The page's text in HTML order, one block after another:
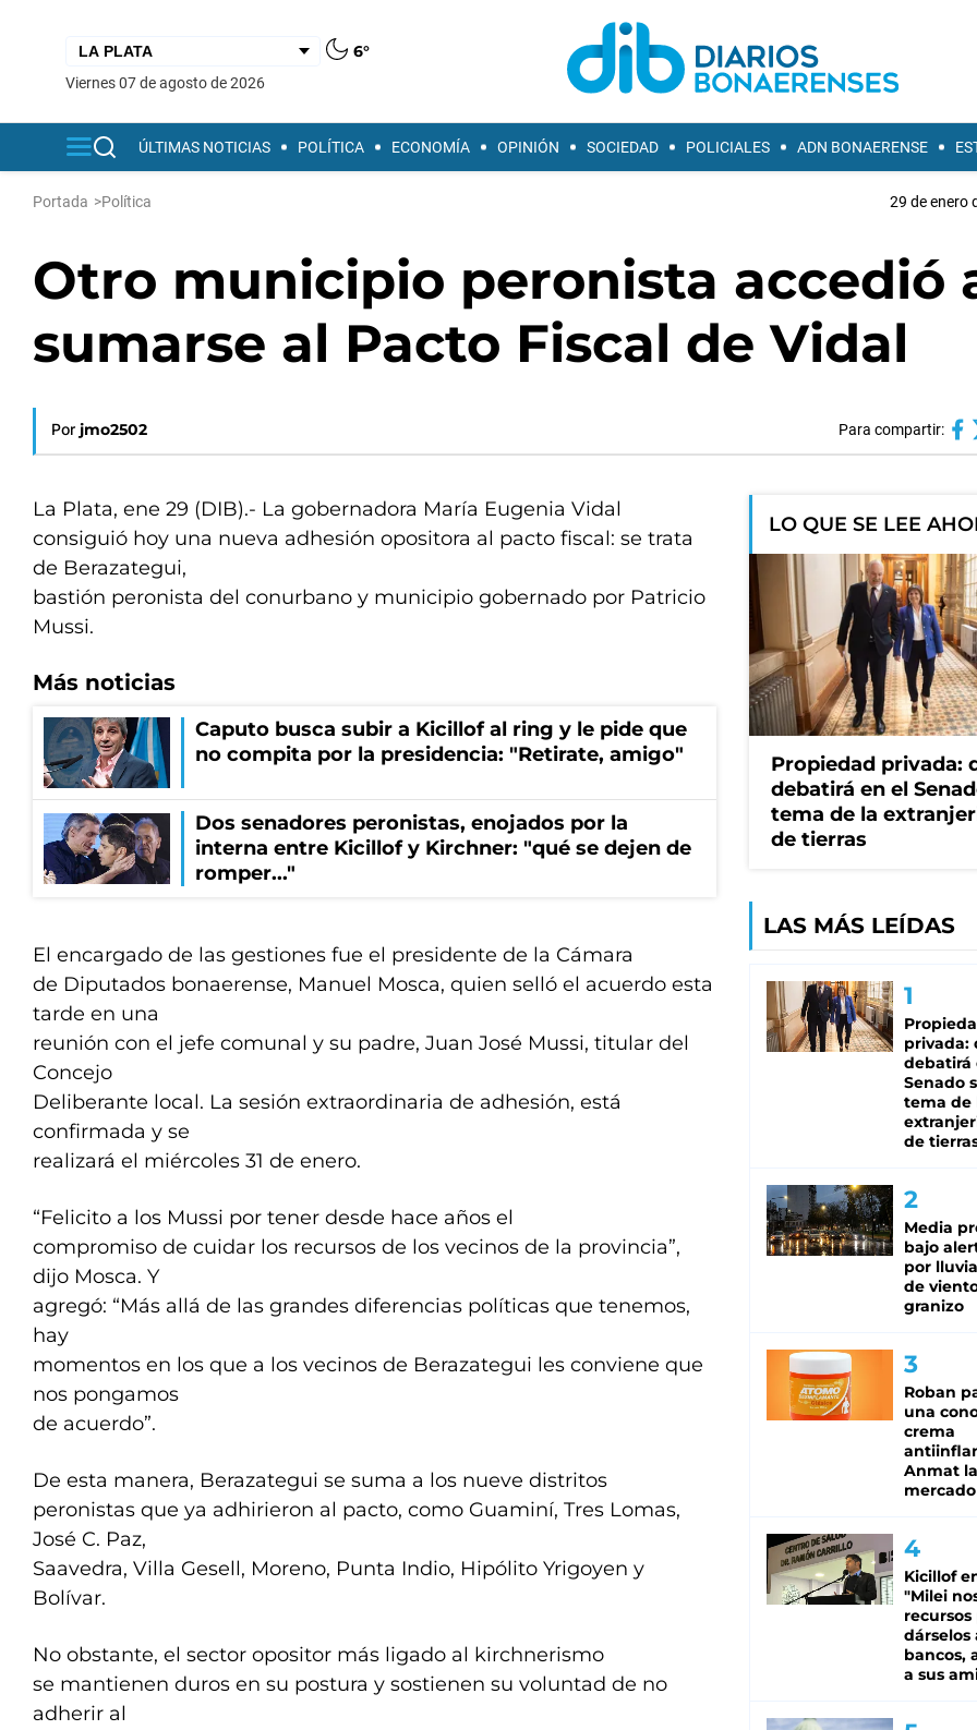
6°
viernes 07 de agosto de 2026
ÚLTIMAS NOTICIAS POLÍTICA ECONOMÍA OPINIÓN SOCIEDAD POLICIALES ADN BONAERENSE
Portada >Política 29 de enero
Otro municipio peronista accedió
sumarse al Pacto Fiscal de Vidal
Por jmo2502 Para compartir:
La Plata, ene 29 (DIB).- La gobernadora María Eugenia Vidal
consiguió hoy una nueva adhesión opositora al pacto fiscal: se trata
de Berazategui,
bastión peronista del conurbano y municipio gobernado por Patricio
Mussi.
Más noticias
Caputo busca subir a Kicillof al ring y le pide que
no compita por la presidencia: "Retirate, amigo"
Dos senadores peronistas, enojados por la
interna entre Kicillof y Kirchner: "qué se dejen de
romper..."
El encargado de las gestiones fue el presidente de la Cámara
de Diputados bonaerense, Manuel Mosca, quien selló el acuerdo esta
tarde en una
reunión con el jefe comunal y su padre, Juan José Mussi, titular del
Concejo
Deliberante local. La sesión extraordinaria de adhesión, está
confirmada y se
realizará el miércoles 31 de enero.
“Felicito a los Mussi por tener desde hace años el
compromiso de cuidar los recursos de los vecinos de la provincia”,
dijo Mosca. Y
agregó: “Más allá de las grandes diferencias políticas que tenemos,
hay
momentos en los que a los vecinos de Berazategui les conviene que
nos pongamos
de acuerdo”.
De esta manera, Berazategui se suma a los nueve distritos
peronistas que ya adhirieron al pacto, como Guaminí, Tres Lomas,
José C. Paz,
Saavedra, Villa Gesell, Moreno, Punta Indio, Hipólito Yrigoyen y
Bolívar.
No obstante, el sector opositor más ligado al kirchnerismo
se mantienen duros en su postura y sostienen su voluntad de no
adherir al
LO QUE SE LEE
Propiedad privada:
debatirá en el
tema de la
de tierras
LAS MÁS LEÍDAS
privada:
debatirá
Senado
tema de
de
Media
bajo
por
de
granizo
Roban
una
crema
Anmat
mercado
Kicillof
"Milei
recursos
dárselos
bancos,
a sus